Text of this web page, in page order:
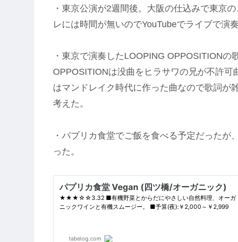
・東京公演が2週間後。大阪の仕込みで東京
レには時間が無いのでYouTubeでライブで演
・東京で演奏したLOOPING OPPOSITION
OPPOSITIONは没曲をヒラサワの兄が不許
はマンドレイク時代に作った曲なので歌詞が
考えた。
・パプリカ食堂でご飯を食べる予定だった
った。